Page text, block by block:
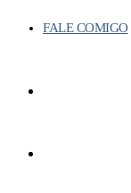
FALE COMIGO